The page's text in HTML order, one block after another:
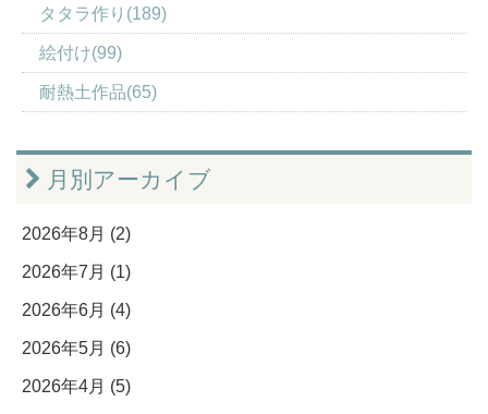
タタラ作り(189)
絵付け(99)
耐熱土作品(65)
月別アーカイブ
2026年8月 (2)
2026年7月 (1)
2026年6月 (4)
2026年5月 (6)
2026年4月 (5)